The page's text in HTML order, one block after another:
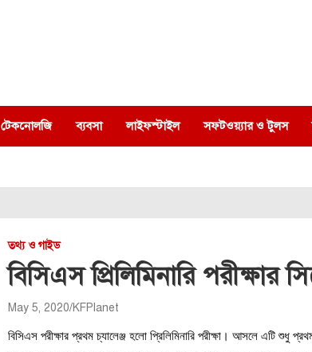
টেকনোলজি ব্যবসা লাইফস্টাইল সফটওয়্যার ও টুলস
তথ্য ও গাইড
বিসিএস প্রিলিমিনারি পরীক্ষার
May 5, 2020 KFPlanet
বিসিএস পরীক্ষার প্রথম চ্যালেঞ্জ হলো প্রিলিমিনারি পরীক্ষা। আসলে এটি শুধু